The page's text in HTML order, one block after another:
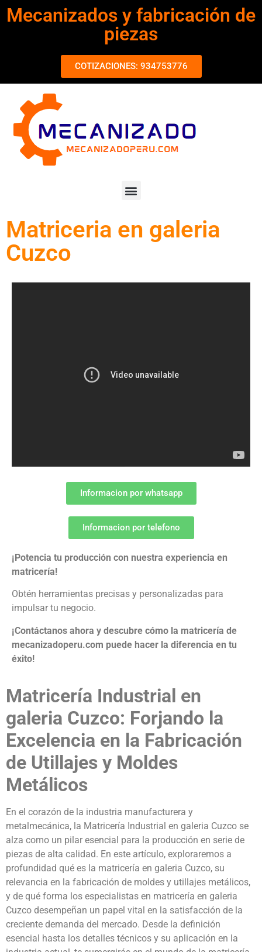
Mecanizados y fabricación de
piezas
COTIZACIONES: 934753776
Matriceria en galeria
Cuzco
Informacion por whatsapp
Informacion por telefono
¡Potencia tu producción con nuestra experiencia en
matricería!
Obtén herramientas precisas y personalizadas para
impulsar tu negocio.
¡Contáctanos ahora y descubre cómo la matricería de
mecanizadoperu.com puede hacer la diferencia en tu
éxito!
Matricería Industrial en
galeria Cuzco: Forjando la
Excelencia en la Fabricación
de Utillajes y Moldes
Metálicos
En el corazón de la industria manufacturera y
metalmecánica, la Matricería Industrial en galeria Cuzco se
alza como un pilar esencial para la producción en serie de
piezas de alta calidad. En este artículo, exploraremos a
profundidad qué es la matricería en galeria Cuzco, su
relevancia en la fabricación de moldes y utillajes metálicos,
y de qué forma los especialistas en matricería en galeria
Cuzco desempeñan un papel vital en la satisfacción de la
creciente demanda del mercado. Desde la definición
esencial hasta los detalles técnicos y su aplicación en la